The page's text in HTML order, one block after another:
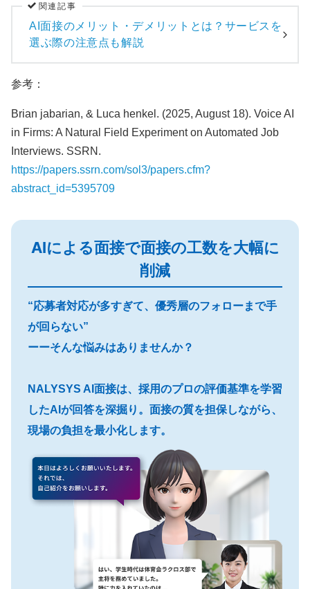
関連記事
AI面接のメリット・デメリットとは？サービスを
選ぶ際の注意点も解説
参考：
Brian jabarian, & Luca henkel. (2025, August 18). Voice AI
in Firms: A Natural Field Experiment on Automated Job
Interviews. SSRN.
https://papers.ssrn.com/sol3/papers.cfm?
abstract_id=5395709
AIによる面接で面接の工数を大幅に
削減
“応募者対応が多すぎて、優秀層のフォローまで手
が回らない”
ーーそんな悩みはありませんか？
NALYSYS AI面接は、採用のプロの評価基準を学習
したAIが回答を深掘り。面接の質を担保しながら、
現場の負担を最小化します。